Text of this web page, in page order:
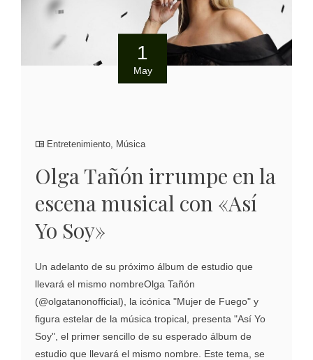
1
May
Entretenimiento Música
Olga Tañón irrumpe en la
escena musical con «Así
Yo Soy»
Un adelanto de su próximo álbum de estudio que
llevará el mismo nombreOlga Tañón
(@olgatanonofficial), la icónica "Mujer de Fuego" y
figura estelar de la música tropical, presenta "Así Yo
Soy", el primer sencillo de su esperado álbum de
estudio que llevará el mismo nombre. Este tema, se